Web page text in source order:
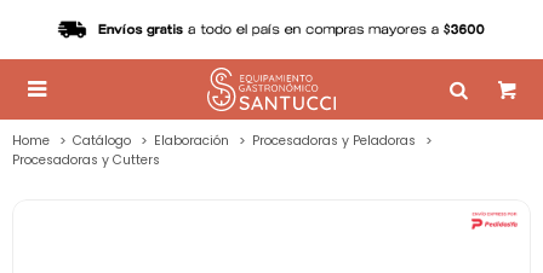

Home Catálogo Elaboración
Procesadoras y Peladoras
Procesadoras y Cutters